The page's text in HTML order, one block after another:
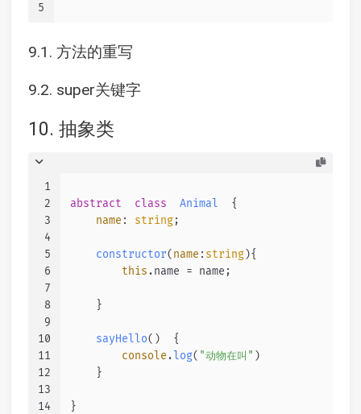
5
9.1. 方法的重写
9.2. super关键字
10. 抽象类
1
2
3
4
5
6
7
8
9
10
11
12
13
14
abstract class Animal
  {
name : string;
constructor( name : string){
this.name = name;
    }
sayHello( )  {
console. log( "动物在叫" )
    }
}